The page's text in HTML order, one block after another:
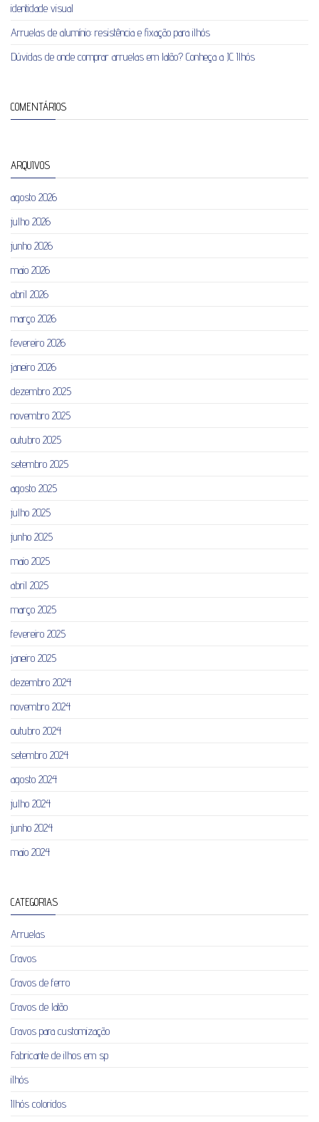
identidade visual
Arruelas de alumínio: resistência e fixação para ilhós
Dúvidas de onde comprar arruelas em latão? Conheça a JC Ilhós
COMENTÁRIOS
ARQUIVOS
agosto 2026
julho 2026
junho 2026
maio 2026
abril 2026
março 2026
fevereiro 2026
janeiro 2026
dezembro 2025
novembro 2025
outubro 2025
setembro 2025
agosto 2025
julho 2025
junho 2025
maio 2025
abril 2025
março 2025
fevereiro 2025
janeiro 2025
dezembro 2024
novembro 2024
outubro 2024
setembro 2024
agosto 2024
julho 2024
junho 2024
maio 2024
CATEGORIAS
Arruelas
Cravos
Cravos de ferro
Cravos de latão
Cravos para customização
Fabricante de ilhos em sp
ilhós
Ilhós coloridos